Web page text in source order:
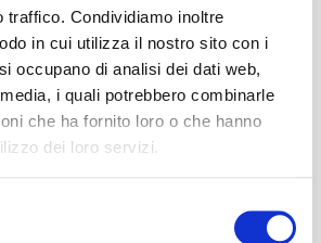
traffico. Condividiamo inoltre
in cui utilizza il nostro sito con i
occupano di analisi dei dati web,
i quali potrebbero combinarle
che ha fornito loro o che hanno
dei loro servizi.
contattaci tramite il
Ti risponderemo al più presto